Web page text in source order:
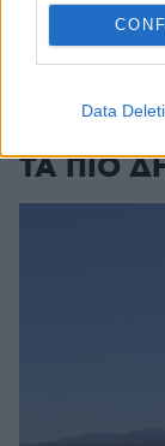
Data
ΤΑ ΠΙΟ